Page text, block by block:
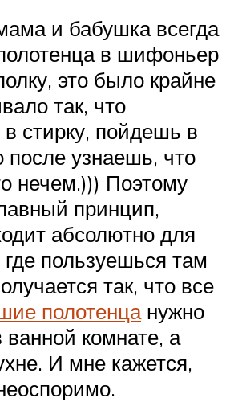
и бабушка всегда
в шифоньер
это было крайне
так, что
стирку, пойдешь в
после узнаешь, что
нечем.))) Поэтому
принцип,
абсолютно для
пользуешься там
так, что все
полотенцанужно
ванной комнате, а
И мне кажется,